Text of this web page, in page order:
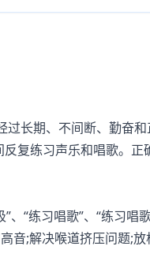
长期、不间断、勤奋和
复练习声乐和唱歌。正
“练习唱歌”、“练习唱
音;解决喉道挤压问题;